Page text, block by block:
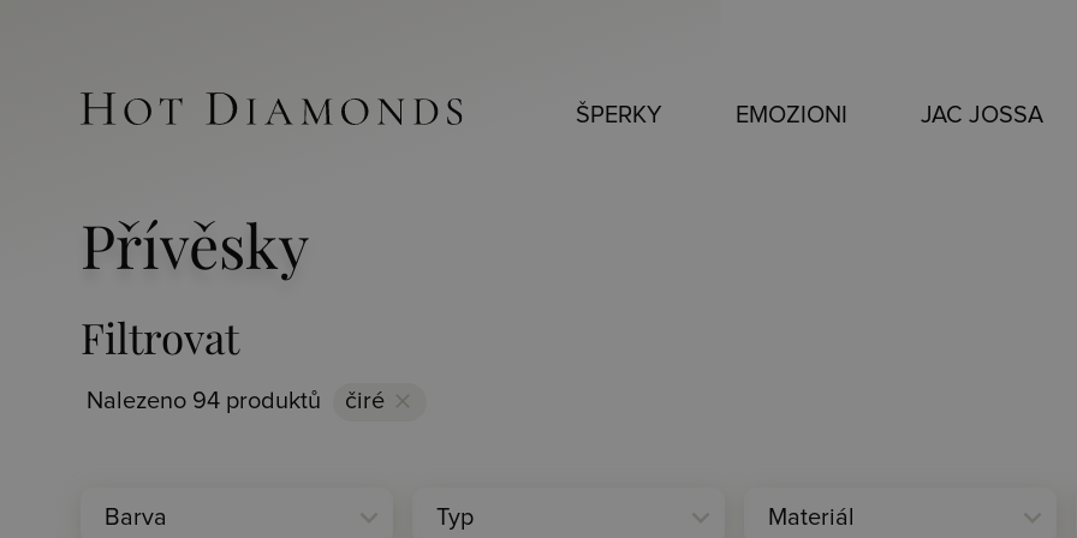
ŠPERKY EMOZIONI JAC JOSSA
Přívěsky
Filtrovat
Nalezeno 94 produktů čiré clear
expand_more
Barva expand_more
Typ expand_more
Materiál